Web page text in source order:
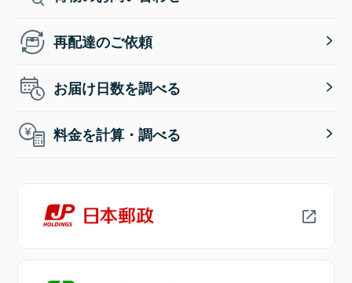
再配達のご依頼
お届け日数を調べる
料金を計算・調べる